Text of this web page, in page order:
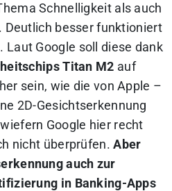
Schnelligkeit als auch
Deutlich besser funktioniert
Laut Google soll diese dank
Titan M2 auf
sein, wie die von Apple –
2D-Gesichtserkennung
Google hier recht
nicht überprüfen.Aber
auch zur
in Banking-Apps